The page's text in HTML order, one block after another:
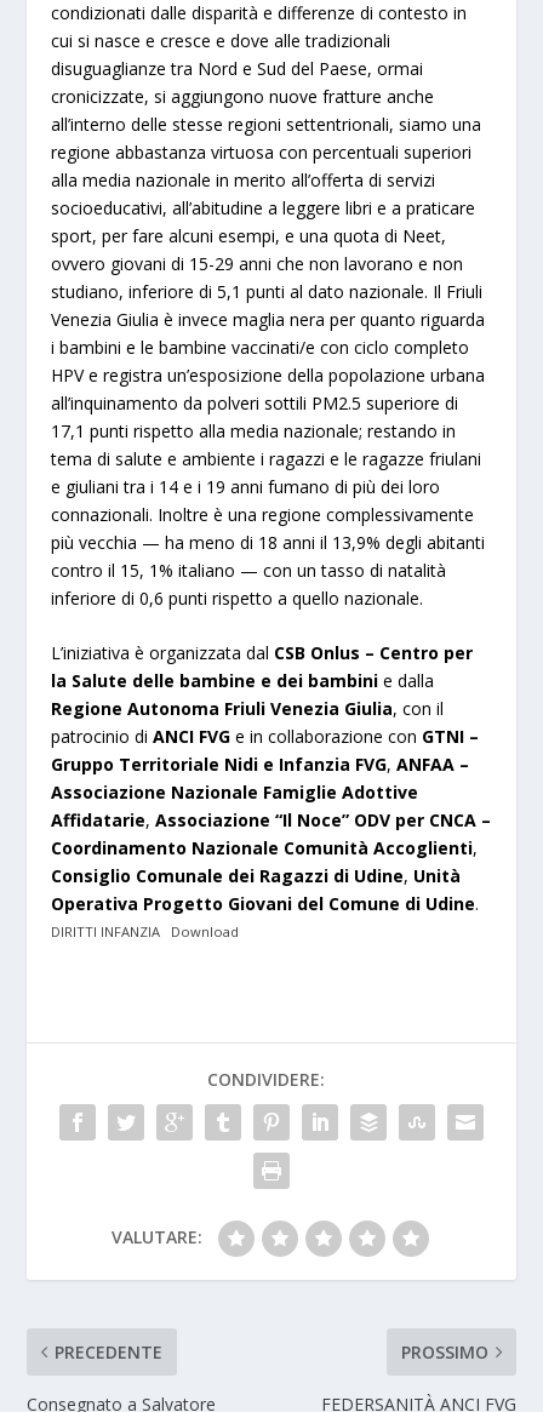
condizionati dalle disparità e differenze di contesto in
cui si nasce e cresce e dove alle tradizionali
disuguaglianze tra Nord e Sud del Paese, ormai
cronicizzate, si aggiungono nuove fratture anche
all’interno delle stesse regioni settentrionali, siamo una
regione abbastanza virtuosa con percentuali superiori
alla media nazionale in merito all’offerta di servizi
socioeducativi, all’abitudine a leggere libri e a praticare
sport, per fare alcuni esempi, e una quota di Neet,
ovvero giovani di 15-29 anni che non lavorano e non
studiano, inferiore di 5,1 punti al dato nazionale. Il Friuli
Venezia Giulia è invece maglia nera per quanto riguarda
i bambini e le bambine vaccinati/e con ciclo completo
HPV e registra un’esposizione della popolazione urbana
all’inquinamento da polveri sottili PM2.5 superiore di
17,1 punti rispetto alla media nazionale; restando in
tema di salute e ambiente i ragazzi e le ragazze friulani
e giuliani tra i 14 e i 19 anni fumano di più dei loro
connazionali. Inoltre è una regione complessivamente
più vecchia — ha meno di 18 anni il 13,9% degli abitanti
contro il 15, 1% italiano — con un tasso di natalità
inferiore di 0,6 punti rispetto a quello nazionale.
L’iniziativa è organizzata dal CSB Onlus – Centro per
la Salute delle bambine e dei bambinie dalla
Regione Autonoma Friuli Venezia Giulia, con il
patrocinio diANCI FVG e in collaborazione con GTNI –
Gruppo Territoriale Nidi e Infanzia FVG,ANFAA –
Associazione Nazionale Famiglie Adottive
Affidatarie,Associazione “Il Noce” ODV per CNCA –
Coordinamento Nazionale Comunità Accoglienti,
Consiglio Comunale dei Ragazzi di Udine, Unità
Operativa Progetto Giovani del Comune di Udine.
DIRITTI INFANZIA Download
CONDIVIDERE:
VALUTARE:
PRECEDENTE
Consegnato a Salvatore
PROSSIMO
FEDERSANITÀ ANCI FVG